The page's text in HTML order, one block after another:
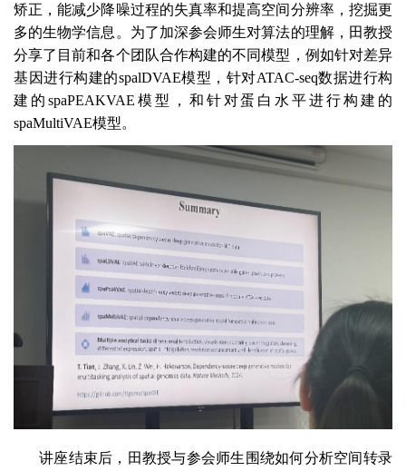
矫正，能减少降噪过程的失真率和提高空间分辨率，挖掘更
多的生物学信息。为了加深参会师生对算法的理解，田教授
分享了目前和各个团队合作构建的不同模型，例如针对差异
基因进行构建的spalDVAE模型，针对ATAC-seq数据进行构
建的 spaPEAKVAE 模型，和针对蛋白水平进行构建的
spaMultiVAE模型。
讲座结束后，田教授与参会师生围绕如何分析空间转录